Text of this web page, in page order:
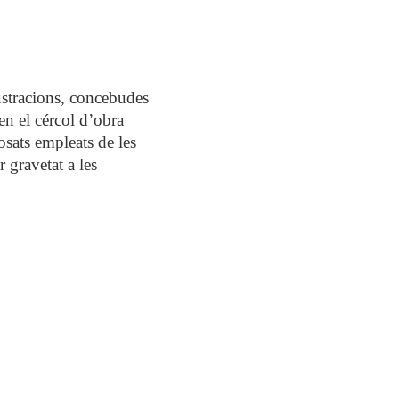
concebudes
el cércol d’obra
empleats de les
gravetat a les